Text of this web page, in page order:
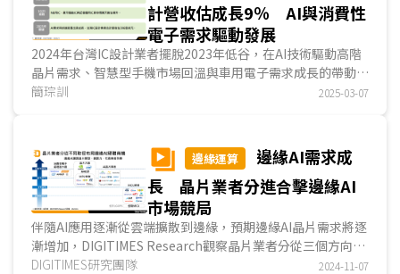
計營收估成長9％ AI與消費性
電子需求驅動發展
2024年台灣IC設計業者擺脫2023年低谷，在AI技術驅動高階
晶片需求、智慧型手機市場回溫與車用電子需求成長的帶動
下，營收顯著回升，DIGITIMES預估2024全年台灣IC...
簡琮訓 2025-03-07
邊緣運算
邊緣AI需求成
長 晶片業者分進合擊邊緣AI
市場競局
伴隨AI應用逐漸從雲端擴散到邊緣，預期邊緣AI晶片需求將逐
漸增加，DIGITIMES Research觀察晶片業者分從三個方向切
入邊緣AI晶片市場，NB、手機等規模量產型消費性...
DIGITIMES研究團隊 2024-11-07